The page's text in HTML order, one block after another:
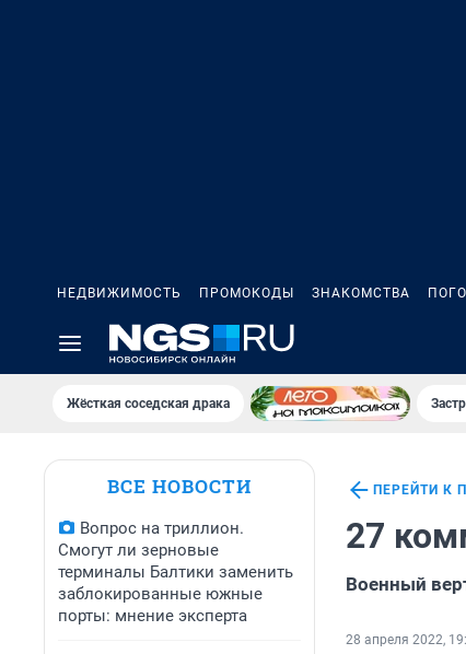
НЕДВИЖИМОСТЬ ПРОМОКОДЫ ЗНАКОМСТВА
Жёсткая соседская драка
ВСЕ НОВОСТИ
Вопрос на триллион.
Смогут ли зерновые
терминалы Балтики заменить
заблокированные южные
порты: мнение эксперта
ПЕРЕЙТИ К
27
Военный
28 апреля 2022,